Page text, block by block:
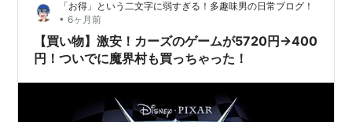
て『アベンジャーズ／エイジ・オブ・…
「お得」という二文字に弱すぎる！多趣味男の日常ブログ！
• 6ヶ月前
【買い物】激安！カーズのゲームが5720円→400
円！ついでに魔界村も買っちゃった！